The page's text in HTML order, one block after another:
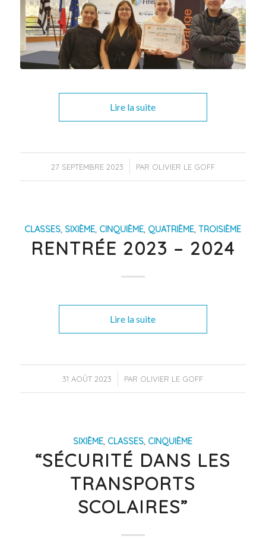
Lire la suite
27 SEPTEMBRE 2023
/ PAR OLIVIER LE GOFF
CLASSES, SIXIÈME, CINQUIÈME, QUATRIÈME,TROISIÈME
RENTRÉE 2023 – 2024
Lire la suite
31 AOÛT 2023
/ PAR OLIVIER LE GOFF
SIXIÈME, CLASSES, CINQUIÈME
“SÉCURITÉ DANS LES
TRANSPORTS
SCOLAIRES”